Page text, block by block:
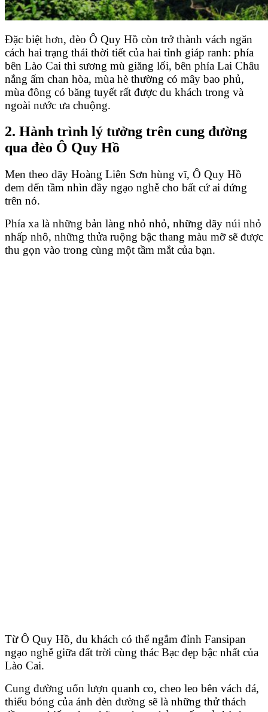
Đặc biệt hơn, đèo Ô Quy Hồ còn trở thành vách ngăn
cách hai trạng thái thời tiết của hai tỉnh giáp ranh: phía
bên Lào Cai thì sương mù giăng lối, bên phía Lai Châu
nắng ấm chan hòa, mùa hè thường có mây bao phủ,
mùa đông có băng tuyết rất được du khách trong và
ngoài nước ưa chuộng.
2. Hành trình lý tưởng trên cung đường
qua đèo Ô Quy Hồ
Men theo dãy Hoàng Liên Sơn hùng vĩ, Ô Quy Hồ
đem đến tầm nhìn đầy ngạo nghễ cho bất cứ ai đứng
trên nó.
Phía xa là những bản làng nhỏ nhỏ, những dãy núi nhỏ
nhấp nhô, những thửa ruộng bậc thang màu mỡ sẽ được
thu gọn vào trong cùng một tầm mắt của bạn.
Từ Ô Quy Hồ, du khách có thể ngắm đỉnh Fansipan
ngạo nghễ giữa đất trời cùng thác Bạc đẹp bậc nhất của
Lào Cai.
Cung đường uốn lượn quanh co, cheo leo bên vách đá,
thiếu bóng của ánh đèn đường sẽ là những thử thách